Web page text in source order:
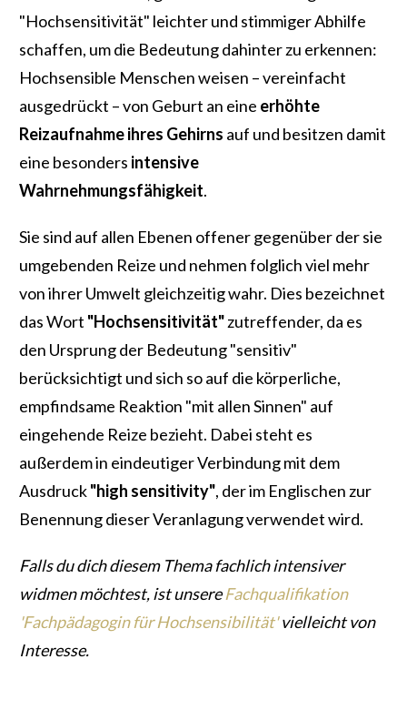
"Hochsensitivität" leichter und stimmiger Abhilfe
schaffen, um die Bedeutung dahinter zu erkennen:
Hochsensible Menschen weisen – vereinfacht
ausgedrückt – von Geburt an eine erhöhte
Reizaufnahme ihres Gehirns auf und besitzen damit
eine besonders intensive
Wahrnehmungsfähigkeit.
Sie sind auf allen Ebenen offener gegenüber der sie
umgebenden Reize und nehmen folglich viel mehr
von ihrer Umwelt gleichzeitig wahr. Dies bezeichnet
das Wort "Hochsensitivität"zutreffender, da es
den Ursprung der Bedeutung "sensitiv"
berücksichtigt und sich so auf die körperliche,
empfindsame Reaktion "mit allen Sinnen" auf
eingehende Reize bezieht. Dabei steht es
außerdem in eindeutiger Verbindung mit dem
Ausdruck"high sensitivity", der im Englischen zur
Benennung dieser Veranlagung verwendet wird.
Falls du dich diesem Thema fachlich intensiver
widmen möchtest, ist unsereFachqualifikation
'Fachpädagogin für Hochsensibilität'vielleicht von
Interesse.